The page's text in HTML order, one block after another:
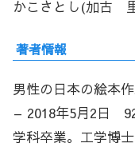
かこさとし(加古
著者情報
男性の日本の絵本
– 2018年5月2日
学科卒業。工学博